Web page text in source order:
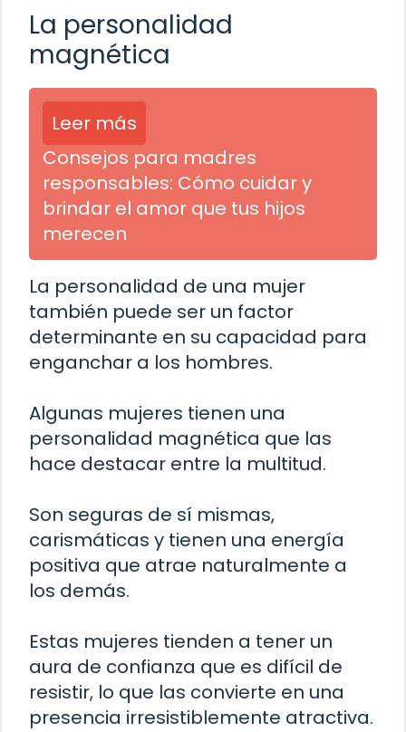
La personalidad
magnética
Leer más
Consejos para madres
responsables: Cómo cuidar y
brindar el amor que tus hijos
merecen
La personalidad de una mujer
también puede ser un factor
determinante en su capacidad para
enganchar a los hombres.
Algunas mujeres tienen una
personalidad magnética que las
hace destacar entre la multitud.
Son seguras de sí mismas,
carismáticas y tienen una energía
positiva que atrae naturalmente a
los demás.
Estas mujeres tienden a tener un
aura de confianza que es difícil de
resistir, lo que las convierte en una
presencia irresistiblemente atractiva.